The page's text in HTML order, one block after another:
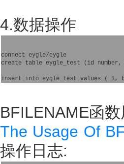
4.数据操作
connect eygle/eygle
create table eygle_test (id
BFILENAME函
The Usage Of
操作日志: